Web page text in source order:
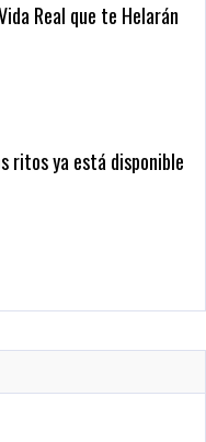
Real que te Helarán
ritos ya está disponible
su racha de